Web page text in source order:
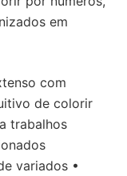
em
com
de colorir
trabalhos
variados •